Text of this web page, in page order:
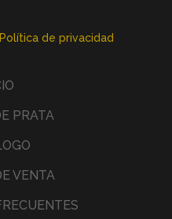
Política de privacidad
PRATA
VENTA